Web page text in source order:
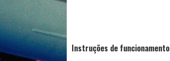
Instruções de funcionamento